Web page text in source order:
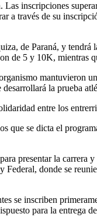
inscripciones
a través de su
de Paraná, y
de 5 y 10K, mientras
la prueba
entre los
que se dicta el
presentar la
donde se
se inscriben
para la entrega